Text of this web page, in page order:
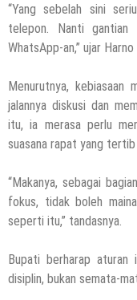
“Yang sebelah sini
telepon. Nanti
WhatsApp-an,” ujar
Menurutnya, kebiasaan
jalannya diskusi dan
itu, ia merasa perlu
suasana rapat yang
“Makanya, sebagai
fokus, tidak boleh
seperti itu,” tandasnya.
Bupati berharap aturan
disiplin, bukan semata-